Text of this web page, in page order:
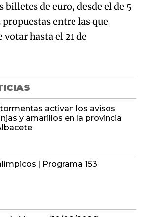
billetes de euro, desde el de 5
entre las que
votar hasta el 21 de
activan los avisos
y amarillos en la provincia
| Programa 153